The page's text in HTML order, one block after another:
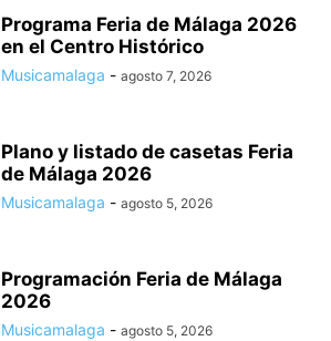
Programa Feria de Málaga 2026
en el Centro Histórico
Musicamalaga - agosto 7, 2026
Plano y listado de casetas Feria
de Málaga 2026
Musicamalaga - agosto 5, 2026
Programación Feria de Málaga
2026
Musicamalaga - agosto 5, 2026